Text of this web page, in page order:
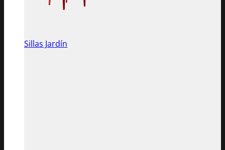
Sillas Jardín